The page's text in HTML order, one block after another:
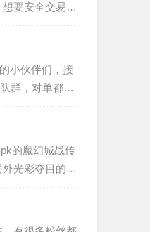
要安全交易的
小伙伴们，接
群，对单都挺
的魔幻城战传
光彩夺目的翅